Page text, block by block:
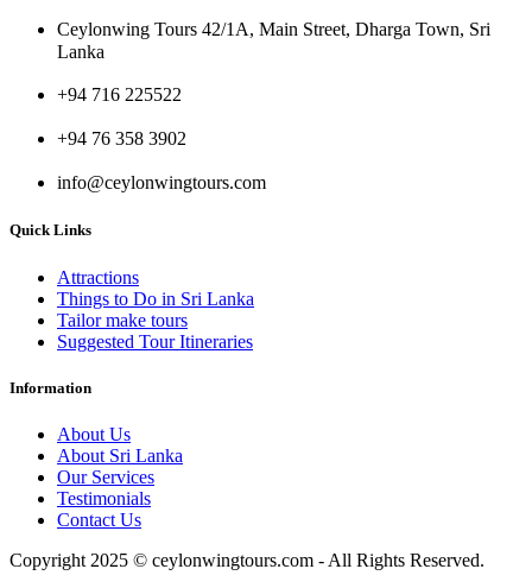
Ceylonwing Tours 42/1A, Main Street, Dharga Town, Sri
Lanka
+94 716 225522
+94 76 358 3902
info@ceylonwingtours.com
Quick Links
Attractions
Things to Do in Sri Lanka
Tailor make tours
Suggested Tour Itineraries
Information
About Us
About Sri Lanka
Our Services
Testimonials
Contact Us
Copyright 2025 © ceylonwingtours.com - All Rights Reserved.